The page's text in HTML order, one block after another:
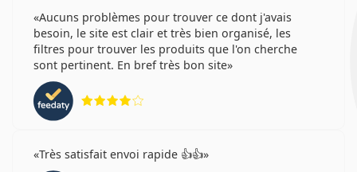
Aucuns problèmes pour trouver ce dont j'avais
besoin, le site est clair et très bien organisé, les
filtres pour trouver les produits que l'on cherche
sont pertinent. En bref très bon site
Très satisfait envoi rapide 👍👍